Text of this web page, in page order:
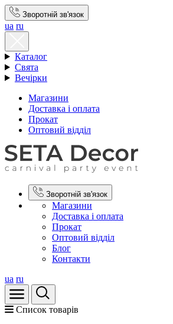
Зворотній зв'язок
ua ru
Каталог
Свята
Вечірки
Магазини
Доставка і оплата
Прокат
Оптовий відділ
Зворотній зв'язок
Магазини
Доставка і оплата
Прокат
Оптовий відділ
Блог
Контакти
ua ru
Список товарів